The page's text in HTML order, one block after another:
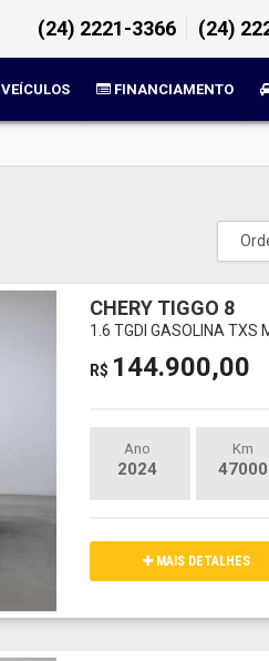
(24) 2221-3366 (24)
VEÍCULOS FINANCIAMENTO
CHERY TIGGO 8
1.6 TGDI GASOLINA TXS
R$ 144.900,00
Ano
2024
Km
47000
MAIS DETALHES